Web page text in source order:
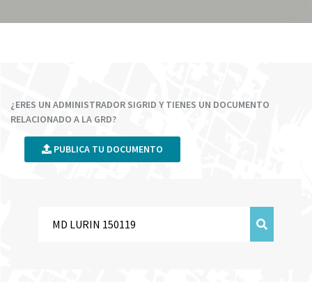
¿ERES UN ADMINISTRADOR SIGRID Y TIENES UN DOCUMENTO
RELACIONADO A LA GRD?
PUBLICA TU DOCUMENTO